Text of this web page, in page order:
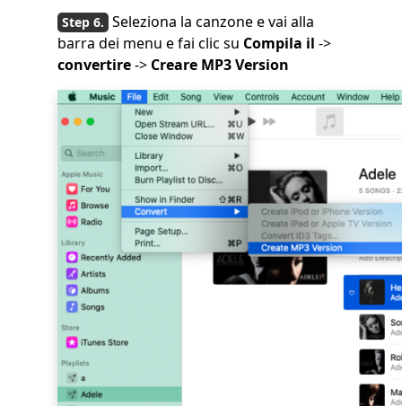
Seleziona la canzone e vai alla
barra dei menu e fai clic su Compila il ->
convertire-> Creare MP3 Version